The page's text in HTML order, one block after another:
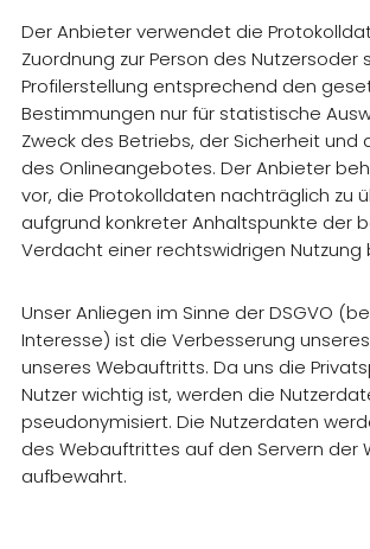
Der Anbieter verwendet die
Zuordnung zur Person des Nutzersoder
Profilerstellung entsprechend den
Bestimmungen nur für statistische
Zweck des Betriebs, der Sicherheit und
des Onlineangebotes. Der Anbieter
vor, die Protokolldaten nachträglich zu
aufgrund konkreter Anhaltspunkte der
Verdacht einer rechtswidrigen Nutzung
Unser Anliegen im Sinne der DSGVO
Interesse) ist die Verbesserung
unseres Webauftritts. Da uns die
Nutzer wichtig ist, werden die
pseudonymisiert. Die Nutzerdaten
des Webauftrittes auf den Servern der
aufbewahrt.